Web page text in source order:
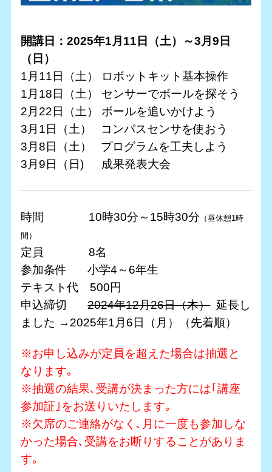
開講日：2025年1月11日（土）～3月9日
（日）
1月11日（土） ロボットキット基本操作
1月18日（土） センサーでボールを探そう
2月22日（土） ボールを追いかけよう
3月1日（土） コンパスセンサを使おう
3月8日（土） プログラムを工夫しよう
3月9日（日) 成果発表大会
時間 10時30分～15時30分 （昼休憩1時
間）
定員 8名
参加条件 小学4～6年生
テキスト代 500円
申込締切2024年12月26日（木）延長し
ました →2025年1月6日（月）（先着順）
※お申し込みが定員を超えた場合は抽選と
なります｡
※抽選の結果､受講が決まった方には｢講座
参加証｣をお送りいたします｡
※欠席のご連絡がなく､月に一度も参加しな
かった場合､受講をお断りすることがありま
す｡